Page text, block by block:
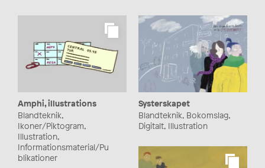
Amphi, illustrations
Blandteknik,
Ikoner/Piktogram,
Illustration,
Informationsmaterial/Pu
blikationer
Systerskapet
Blandteknik, Bokomslag,
Digitalt, Illustration